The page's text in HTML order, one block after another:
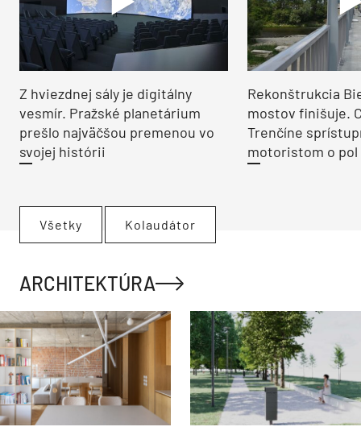
Z hviezdnej sály je digitálny
vesmír. Pražské planetárium
prešlo najväčšou premenou vo
svojej histórii
Rekonštrukcia
mostov finišuje.
Trenčíne
motoristom o pol
Všetky Kolaudátor
ARCHITEKTÚRA